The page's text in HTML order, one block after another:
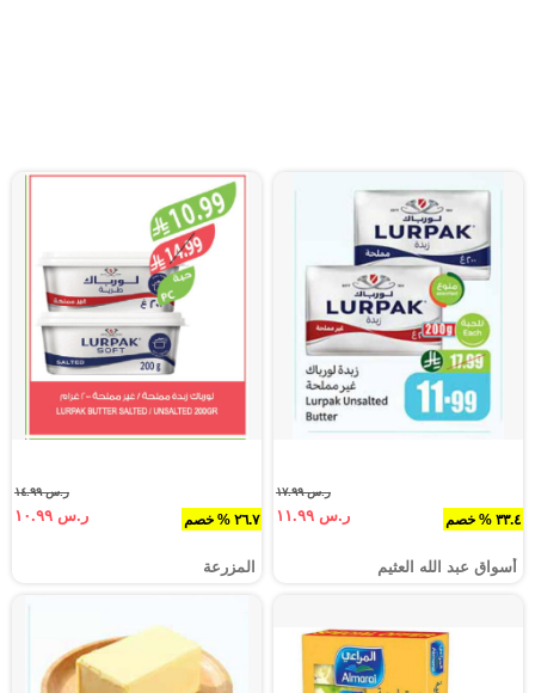
٣٣.٤ % خصم
ر.س ١٧.٩٩
ر.س ١١.٩٩
أسواق عبد الله العثيم
٢٦.٧ % خصم
ر.س ١٤.٩٩
ر.س ١٠.٩٩
المزرعة